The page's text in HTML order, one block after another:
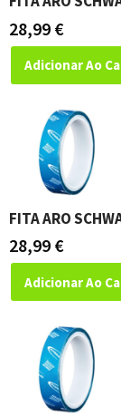
28,99 €
Adicionar Ao
FITA ARO
28,99 €
Adicionar Ao